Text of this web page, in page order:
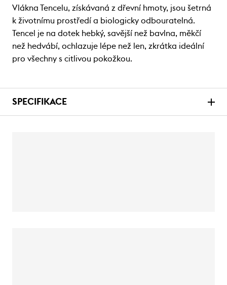
Vlákna Tencelu, získávaná z dřevní hmoty, jsou šetrná
k životnímu prostředí a biologicky odbouratelná.
Tencel je na dotek hebký, savější než bavlna, měkčí
než hedvábí, ochlazuje lépe než len, zkrátka ideální
pro všechny s citlivou pokožkou.
SPECIFIKACE